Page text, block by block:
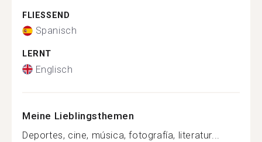
FLIESSEND
Spanisch
LERNT
Englisch
Meine Lieblingsthemen
Deportes, cine, música, fotografía, literatur...